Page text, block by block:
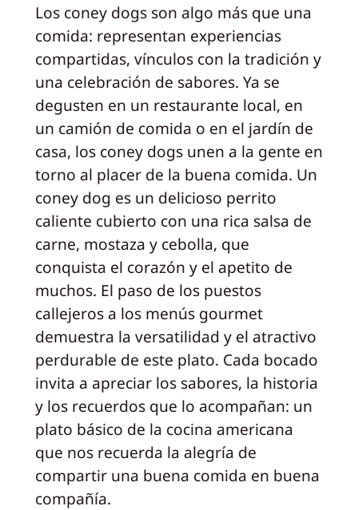
Los coney dogs son algo más que una
comida: representan experiencias
compartidas, vínculos con la tradición y
una celebración de sabores. Ya se
degusten en un restaurante local, en
un camión de comida o en el jardín de
casa, los coney dogs unen a la gente en
torno al placer de la buena comida. Un
coney dog es un delicioso perrito
caliente cubierto con una rica salsa de
carne, mostaza y cebolla, que
conquista el corazón y el apetito de
muchos. El paso de los puestos
callejeros a los menús gourmet
demuestra la versatilidad y el atractivo
perdurable de este plato. Cada bocado
invita a apreciar los sabores, la historia
y los recuerdos que lo acompañan: un
plato básico de la cocina americana
que nos recuerda la alegría de
compartir una buena comida en buena
compañía.